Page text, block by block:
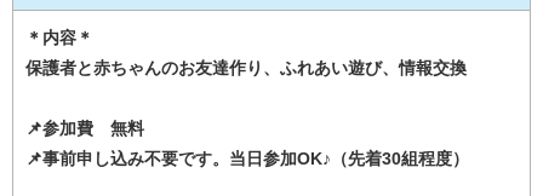
＊内容＊
保護者と赤ちゃんのお友達作り、ふれあい遊び、情報交換
📌参加費 無料
📌事前申し込み不要です。当日参加OK♪（先着30組程度）